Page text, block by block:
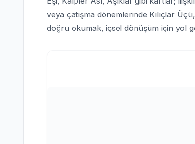
veya çatışma dönemlerinde Kılıçlar
doğru okumak, içsel dönüşüm için yol